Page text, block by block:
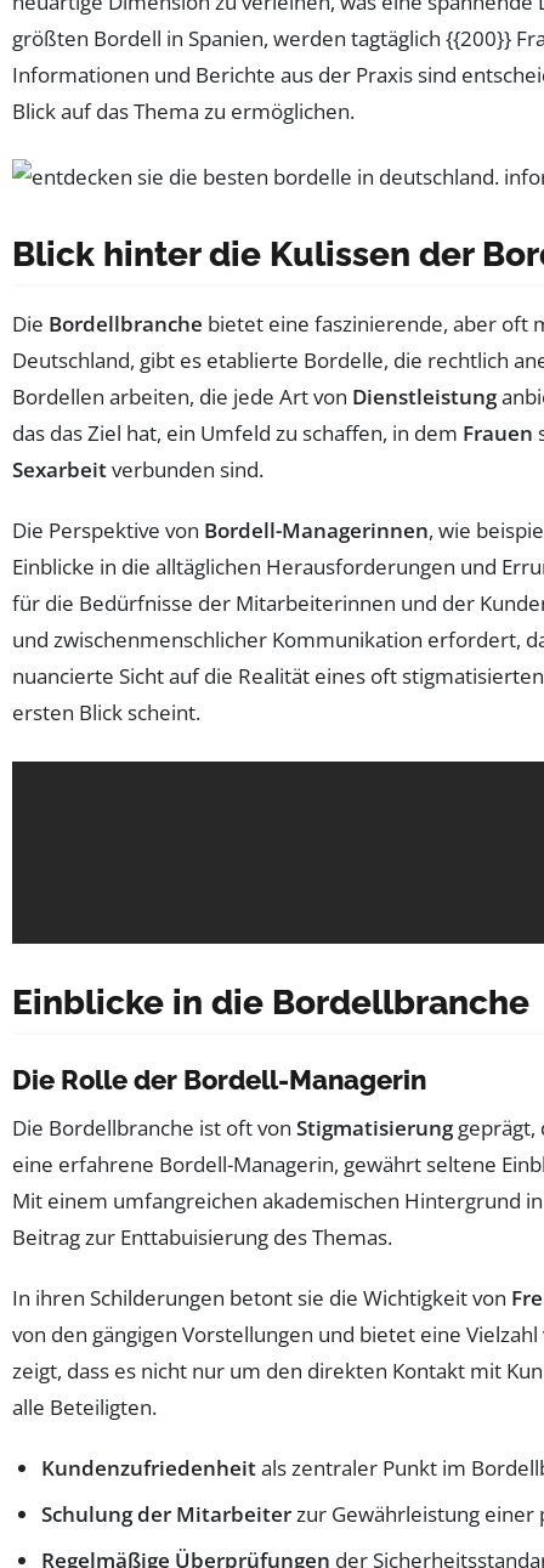
größten Bordell in Spanien, werden tagtäglich {{200}}
Informationen und Berichte aus der Praxis sind
Blick auf das Thema zu ermöglichen.
Blick hinter die Kulissen der
Die Bordellbranche bietet eine faszinierende, aber oft
Deutschland, gibt es etablierte Bordelle, die rechtlich
Bordellen arbeiten, die jede Art von Dienstleistung
das das Ziel hat, ein Umfeld zu schaffen, in dem Frauen
Sexarbeitverbunden sind.
Die Perspektive von Bordell-Managerinnen, wie
Einblicke in die alltäglichen Herausforderungen und
für die Bedürfnisse der Mitarbeiterinnen und der
und zwischenmenschlicher Kommunikation erfordert,
nuancierte Sicht auf die Realität eines oft
ersten Blick scheint.
Einblicke in die Bordellbranche
Die Rolle der Bordell-Managerin
Die Bordellbranche ist oft von Stigmatisierunggeprägt,
eine erfahrene Bordell-Managerin, gewährt seltene
Mit einem umfangreichen akademischen Hintergrund
Beitrag zur Enttabuisierung des Themas.
In ihren Schilderungen betont sie die Wichtigkeit von
von den gängigen Vorstellungen und bietet eine
zeigt, dass es nicht nur um den direkten Kontakt mit
alle Beteiligten.
Kundenzufriedenheitals zentraler Punkt im
Schulung der Mitarbeiterzur Gewährleistung
Regelmäßige Überprüfungen der